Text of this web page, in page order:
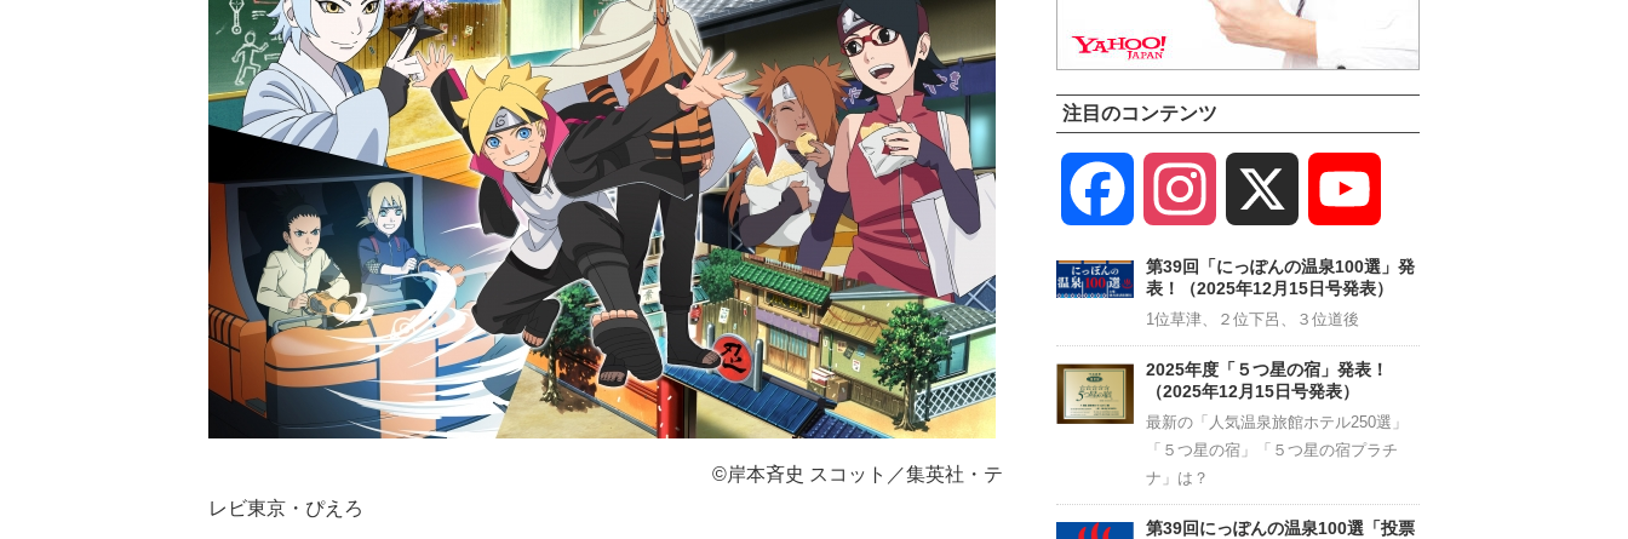
©岸本斉史 スコット／集英社・テ
レビ東京・ぴえろ
注目のコンテンツ
Facebook Instagram
Channel
第39回「にっぽんの温泉100選」発
表！（2025年12月15日号発表）
1位草津、２位下呂、３位道後
2025年度「５つ星の宿」発表！
（2025年12月15日号発表）
最新の「人気温泉旅館ホテル250選」
「５つ星の宿」「５つ星の宿プラチ
ナ」は？
第39回にっぽんの温泉100選「投票